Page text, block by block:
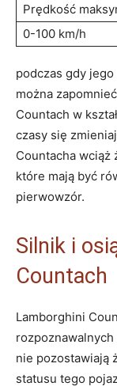
Prędkość
0-100 km/h
podczas gdy
można
Countach w
czasy się
Countacha wciąż
które mają być
pierwowzór.
Silnik i
Countach
Lamborghini
nie pozostawiają
statusu tego